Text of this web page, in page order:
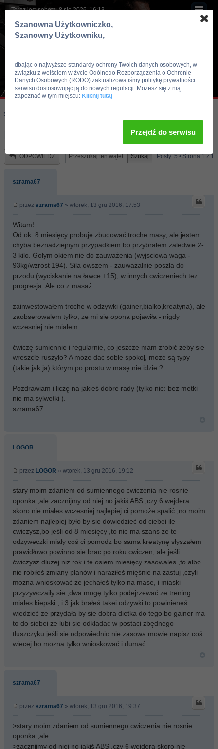
Teraz jest sobota, 8 sie 2026, 16:13
Skocz do:
Nie przybieram na wadze
ODPOWIEDZ Posty: 5 • Strona 1 z 1
szrama67
przez szrama67 » wtorek, 13 gru 2016, 17:53
Witam!
Od ok. 8 miesięcy probuje zbudować troche masy, ale jestem
chyba beznadziejnym przypadkiem bo przybrałem zaledwie 2-
3 kilo. Golym okiem nie do zauważenia (wyjsciowa waga -
93kg/wzrost 194). Sila owszem - zauważalnie poszła do
przodu (wyciskanie na ławce +15), w innych cwiczeniech tez
progresja. Ale co z masaż
zainwestowałem troche w odzywki (gainer,bialko,kreatyna), ale
zaobserowalem tylko, ze mi sie opona pojawiła - nigdy
wczesniej nie mialem.
ćwiczę sumiennie i regularnie, co jeszcze mam zrobić zeby sie
wreszcie ruszylo? A moze dac sobie spokoj, moze są typy
(takie jak ja) którym po prostu w masę nie idzie ?
Pozdrawiam i liczę na jakieś dobre rady (tylko nie: bez metki
nie ma sylwetki ).
szrama67
LOGOR
przez LOGOR » wtorek, 13 gru 2016, 19:12
stary moim zdaniem od sumiennego cwiczenia nie rosnie
oponka ,ale zacznijmy od niej no jakiś ABS ,czy 6 wejdera
skoro nie miales wczesniej najlepiej ci pomoże spalić ,no moim
zdaniem najlepiej było by sie dowiedzieć od ciebei ile
cwiczysz,bo jeśli od 8 miesięcy ,to nie ma szans ze te
odzyweczki mialy coś ci pomodz bo sama kreatynę słyszałem
prawidłowo powinno sie brac po roku cwiczen, ale jeśli
ćwiczysz dluzej niz rok i te osiem miesięcy zasowales ,to albo
nie robiłeś zmiany planów i naraziłeś mięśnie na zastuj ,czyli
mozna wnioskować ze jechałeś tylko na mase, i miaski
przyzywczaily sie ,dwa mogę tylko podejrzewać ze trening
miales kiepski , i 3 jak brałeś takei odzywki to powinieneś
wiedzieć ze przydała by sie dobra dietka do tego bo gainer ma
to do siebei ze lubi sie odkładać w postaci zbędnego
tłuszczyku jeśli sie odpowiednio nie zasowa mowie napisz coś
wiecej bo mozna tylko wnioskować i dumać
szrama67
przez szrama67 » wtorek, 13 gru 2016, 19:37
>stary moim zdaniem od sumiennego cwiczenia nie rosnie
oponka ,ale
>zacznijmy od niej no jakiś ABS ,czy 6 wejdera skoro nie
Szanowna Użytkowniczko,
Szanowny Użytkowniku,
dbając o najwyższe standardy ochrony Twoich danych osobowych, w
związku z wejściem w życie Ogólnego Rozporządzenia o Ochronie
Danych Osobowych (RODO) zaktualizowaliśmy politykę prywatności
serwisu dostosowując ją do nowych regulacji. Możesz się z nią
zapoznać w tym miejscu: Kliknij tutaj
Przejdź do serwisu